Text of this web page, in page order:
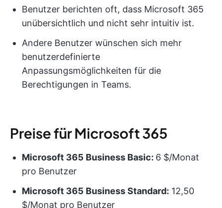
Benutzer berichten oft, dass Microsoft 365
unübersichtlich und nicht sehr intuitiv ist.
Andere Benutzer wünschen sich mehr
benutzerdefinierte
Anpassungsmöglichkeiten für die
Berechtigungen in Teams.
Preise für Microsoft 365
Microsoft 365 Business Basic: 6 $/Monat
pro Benutzer
Microsoft 365 Business Standard: 12,50
$/Monat pro Benutzer